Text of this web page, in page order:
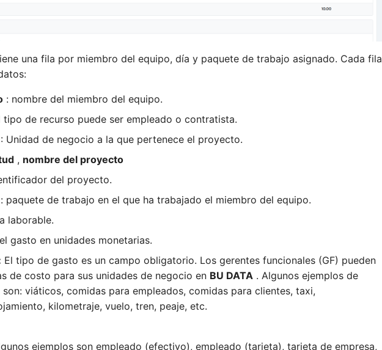
una fila por miembro del equipo, día y paquete de trabajo asignado. Cada fila
: nombre del miembro del equipo.
tipo de recurso puede ser empleado o contratista.
: Unidad de negocio a la que pertenece el proyecto.
, nombre del proyecto
del proyecto.
: paquete de trabajo en el que ha trabajado el miembro del equipo.
laborable.
gasto en unidades monetarias.
El tipo de gasto es un campo obligatorio. Los gerentes funcionales (GF) pueden
de costo para sus unidades de negocio en BU DATA . Algunos ejemplos de
viáticos, comidas para empleados, comidas para clientes, taxi,
kilometraje, vuelo, tren, peaje, etc.
ejemplos son empleado (efectivo), empleado (tarjeta), tarjeta de empresa,